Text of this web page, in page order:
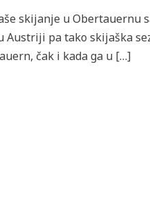
skijanje u Obertauernu
pa tako skijaška
čak i kada ga u […]